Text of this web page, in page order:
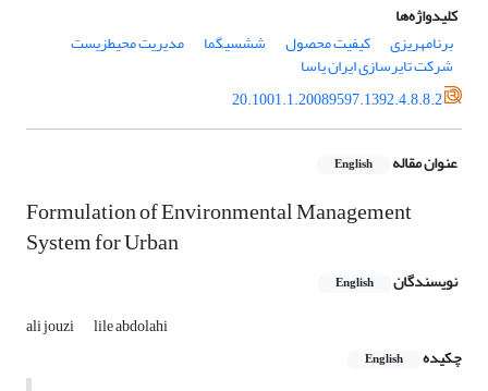
کلیدواژه‌ها
برنامهریزی
کیفیت محصول ششسیگما مدیریت محیطزیست
شرکت تایرسازی ایران یاسا
20.1001.1.20089597.1392.4.8.8.2
عنوان مقاله English
Formulation of Environmental Management
System for Urban
نویسندگان English
ali jouzi
lile abdolahi
چکیده
English